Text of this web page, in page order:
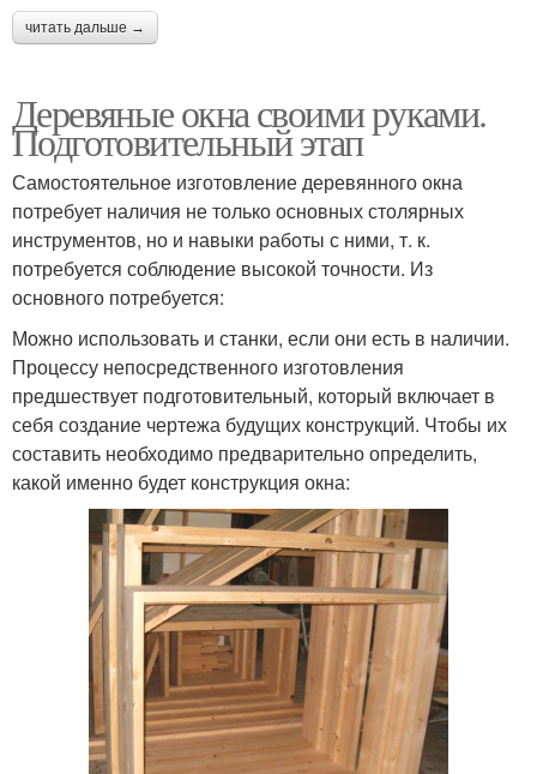
читать дальше →
Деревяные окна своими руками.
Подготовительный этап
Самостоятельное изготовление деревянного окна
потребует наличия не только основных столярных
инструментов, но и навыки работы с ними, т. к.
потребуется соблюдение высокой точности. Из
основного потребуется:
Можно использовать и станки, если они есть в наличии.
Процессу непосредственного изготовления
предшествует подготовительный, который включает в
себя создание чертежа будущих конструкций. Чтобы их
составить необходимо предварительно определить,
какой именно будет конструкция окна: